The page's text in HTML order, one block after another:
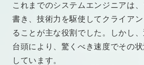
これまでのシステムエンジニアは
書き、技術力を駆使してクライアン
ることが主な役割でした。しかし
台頭により、驚くべき速度でその
しています。